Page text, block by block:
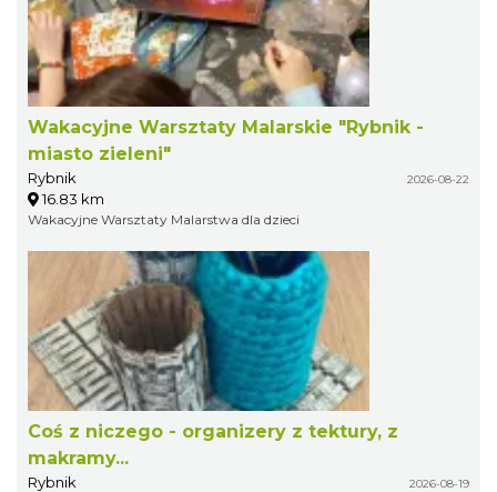
Wakacyjne Warsztaty Malarskie "Rybnik -
miasto zieleni"
Rybnik 2026-08-22
16.83 km
Wakacyjne Warsztaty Malarstwa dla dzieci
Coś z niczego - organizery z tektury, z
makramy...
Rybnik 2026-08-19